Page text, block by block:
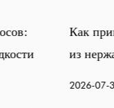
Как применяется
из нержавеющей